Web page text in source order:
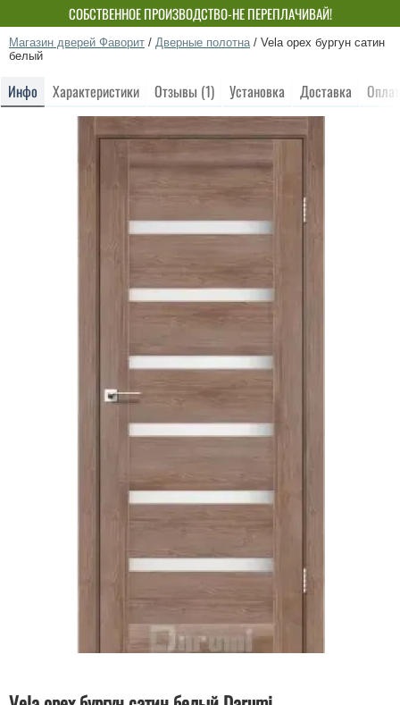
СОБСТВЕННОЕ ПРОИЗВОДСТВО-НЕ ПЕРЕПЛАЧИВАЙ!
Магазин дверей Фаворит / Дверные полотна / Vela орех бургун сатин
белый
Инфо Характеристики Отзывы (1) Установка Доставка